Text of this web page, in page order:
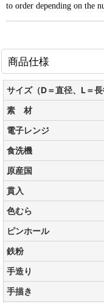
to order depending on the
商品仕様
サイズ（D＝直径、L＝長
素 材
電子レンジ
食洗機
原産国
貫入
色むら
ピンホール
鉄粉
手造り
手描き